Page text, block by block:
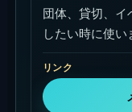
団体、貸切、イ
したい時に使い
リンク